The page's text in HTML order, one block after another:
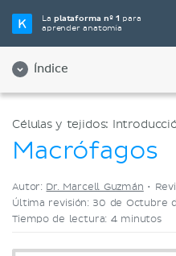
Laplataforma nº 1 para
aprender anatomía
Índice
Elige tu
Videos
Células y tejidos:
Macrófagos
Autor: Dr. Marcell Guzmán •
Última revisión: 30 de Octubre
Tiempo de lectura: 4 minutos